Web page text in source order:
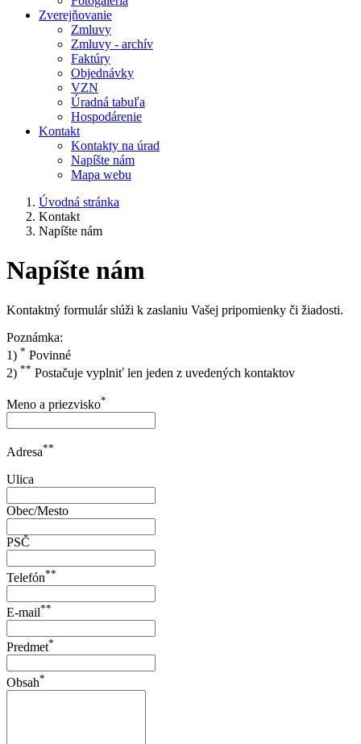
Zverejňovanie
Zmluvy
Zmluvy - archív
Faktúry
Objednávky
VZN
Úradná tabuľa
Hospodárenie
Kontakt
Kontakty na úrad
Napíšte nám
Mapa webu
Úvodná stránka
Kontakt
Napíšte nám
Napíšte nám
Kontaktný formulár slúži k zaslaniu Vašej pripomienky či žiadosti.
Poznámka:
1) * Povinné
2) ** Postačuje vyplniť len jeden z uvedených kontaktov
Meno a priezvisko*
Adresa**
Ulica
Obec/Mesto
PSČ
Telefón**
E-mail**
Predmet*
Obsah*